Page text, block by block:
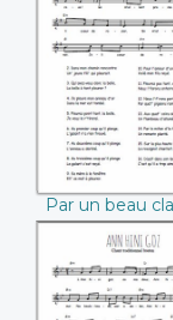
Par un beau
de lune
Par un beau
lune
Ann hini